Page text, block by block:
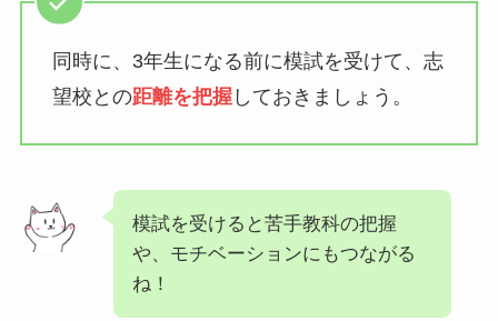
同時に、3年生になる前に模試を受けて、志
望校との距離を把握しておきましょう。
模試を受けると苦手教科の把握
や、モチベーションにもつながる
ね！